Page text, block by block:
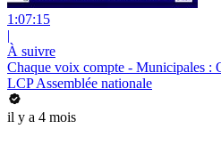
1:07:15
|
À suivre
Chaque voix compte - Municipales :
LCP Assemblée nationale
il y a 4 mois